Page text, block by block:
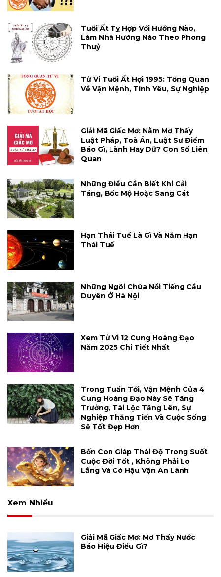
Tuổi Ất Tỵ Hợp Với Hướng Nào,
Làm Nhà Hướng Nào Theo Phong
Thuỷ
Tử Vi Tuổi Ất Hợi 1995: Tổng Quan
Về Vận Mệnh, Tình Yêu, Sự Nghiệp
Giải Mã Giấc Mơ: Nằm Mơ Thấy
Luật Pháp, Toà Án, Luật Sư Điềm
Báo Gì, Lành Hay Dữ? Con Số Liên
Quan
Những Điều Cần Biết Khi Cải
Táng, Bốc Mộ Hoặc Sang Cát
Hạn Thái Tuế Là Gì Và Năm Hạn
Thái Tuế
Những Ngôi Chùa Nổi Tiếng Cầu
Duyên Ở Hà Nội
Xem Tử Vi 12 Cung Hoàng Đạo
Năm 2025 Chi Tiết Nhất
Trong Tuần Tới, Vận Mệnh Của 4
Cung Hoàng Đạo Này Sẽ Tăng
Trưởng, Tài Lộc Tăng Lên, Sự
Nghiệp Thăng Tiến Và Cuộc Sống
Sẽ Tốt Đẹp Hơn
Bốn Con Giáp Thái Độ Trong Suốt
Cuộc Đời Tốt , Không Phải Lo
Lắng Và Có Hậu Vận An Lành
Xem Nhiều
Giải Mã Giấc Mơ: Mơ Thấy Nước
Báo Hiệu Điều Gì?